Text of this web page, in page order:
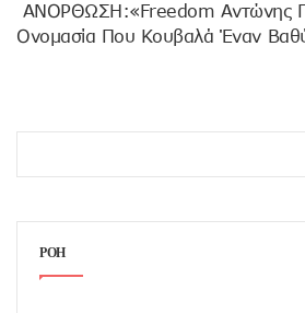
ANOΡΘΩΣΗ:«Freedom Αντώνης
Ονομασία Που Κουβαλά Έναν
ΡΟΗ